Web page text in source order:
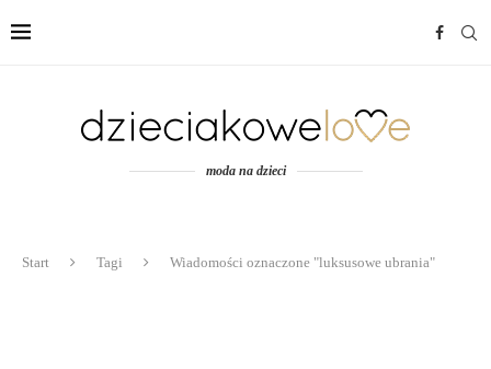
moda na dzieci
Start Tagi Wiadomości oznaczone "luksusowe ubrania"